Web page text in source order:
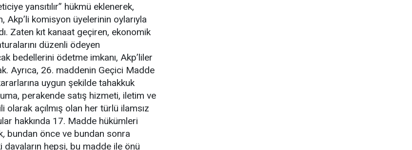
yansıtılır’’ hükmü eklenerek,
Akp’li komisyon üyelerinin oylarıyla
Zaten kıt kanaat geçiren, ekonomik
düzenli ödeyen
bedellerini ödetme imkanı, Akp’liler
Ayrıca, 26. maddenin Geçici Madde
uygun şekilde tahakkuk
perakende satış hizmeti, iletim ve
olarak açılmış olan her türlü ilamsız
hakkında 17. Madde hükümleri
, bundan önce ve bundan sonra
davaların hepsi, bu madde ile önü